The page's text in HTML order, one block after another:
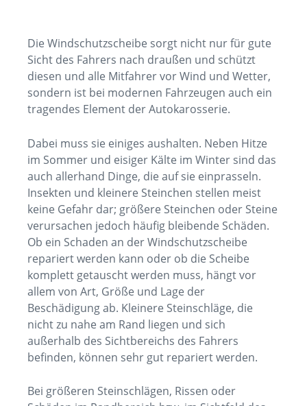
Die Windschutzscheibe sorgt nicht nur für gute
Sicht des Fahrers nach draußen und schützt
diesen und alle Mitfahrer vor Wind und Wetter,
sondern ist bei modernen Fahrzeugen auch ein
tragendes Element der Autokarosserie.
Dabei muss sie einiges aushalten. Neben Hitze
im Sommer und eisiger Kälte im Winter sind das
auch allerhand Dinge, die auf sie einprasseln.
Insekten und kleinere Steinchen stellen meist
keine Gefahr dar; größere Steinchen oder Steine
verursachen jedoch häufig bleibende Schäden.
Ob ein Schaden an der Windschutzscheibe
repariert werden kann oder ob die Scheibe
komplett getauscht werden muss, hängt vor
allem von Art, Größe und Lage der
Beschädigung ab. Kleinere Steinschläge, die
nicht zu nahe am Rand liegen und sich
außerhalb des Sichtbereichs des Fahrers
befinden, können sehr gut repariert werden.
Bei größeren Steinschlägen, Rissen oder